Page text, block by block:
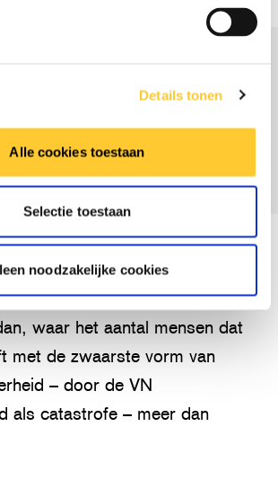
Details tonen
Alle cookies toestaan
Selectie toestaan
noodzakelijke cookies
HET NIET IN ACTIE KOMEN
NODIG IS
IN SOEDAN EN GAZA
ernstigst in gebieden zoals
waar het aantal mensen dat
met de zwaarste vorm van
– door de VN
als catastrofe – meer dan